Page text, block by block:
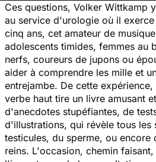
Ces questions, Volker Wittkamp
au service d'urologie où il
cinq ans, cet amateur de
adolescents timides, femmes au
nerfs, coureurs de jupons ou
aider à comprendre les mille et
entrejambe. De cette
verbe haut tire un livre amusant
d'anecdotes stupéfiantes, de
d'illustrations, qui révèle tous les
testicules, du sperme, ou encore
reins. L'occasion, chemin